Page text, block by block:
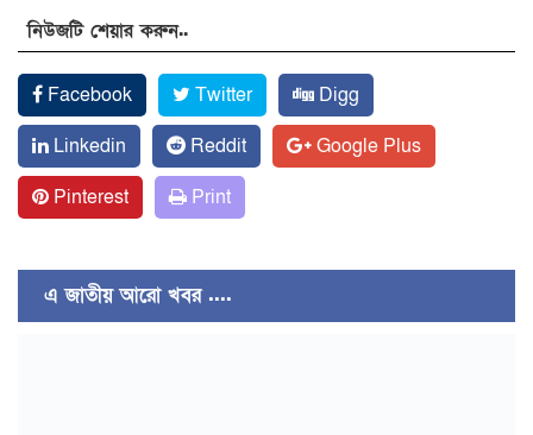
নিউজটি শেয়ার করুন..
Facebook Twitter
Digg
Linkedin
Reddit
Google Plus
Pinterest
Print
এ জাতীয় আরো খবর ....